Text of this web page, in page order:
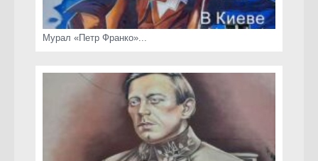
Мурал «Петр Франко»...